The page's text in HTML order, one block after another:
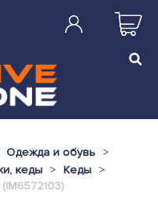
Одежда и обувь
кеды
Кеды